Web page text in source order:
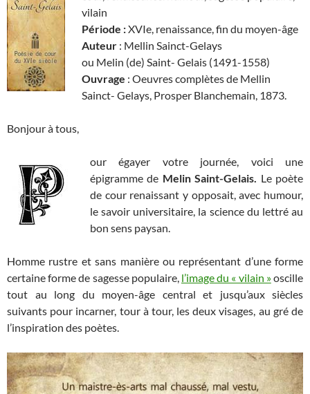
vilain
Période :XVIe, renaissance, fin du moyen-âge
Auteur : Mellin Sainct-Gelays
ou Melin (de) Saint- Gelais (1491-1558)
Ouvrage : Oeuvres complètes de Mellin
Sainct- Gelays, Prosper Blanchemain, 1873.
Bonjour à tous,
our égayer votre journée, voici une
épigramme de Melin Saint-Gelais. Le poète
de cour renaissant y opposait, avec humour,
le savoir universitaire, la science du lettré au
bon sens paysan.
Homme rustre et sans manière ou représentant d’une forme
certaine forme de sagesse populaire, l’image du « vilain »oscille
tout au long du moyen-âge central et jusqu’aux siècles
suivants pour incarner, tour à tour, les deux visages, au gré de
l’inspiration des poètes.